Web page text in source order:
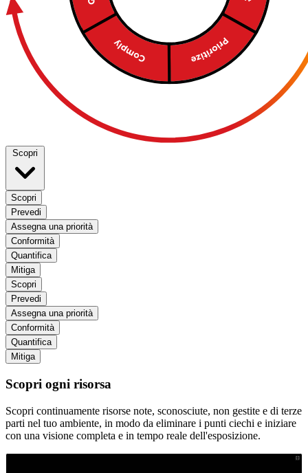
Scopri
Scopri
Prevedi
Assegna una priorità
Conformità
Quantifica
Mitiga
Scopri
Prevedi
Assegna una priorità
Conformità
Quantifica
Mitiga
Scopri ogni risorsa
Scopri continuamente risorse note, sconosciute, non gestite e di terze
parti nel tuo ambiente, in modo da eliminare i punti ciechi e iniziare
con una visione completa e in tempo reale dell'esposizione.